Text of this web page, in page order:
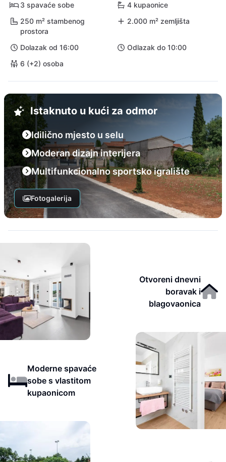
3 spavaće sobe
4 kupaonice
250 m² stambenog
prostora
2.000 m² zemljišta
Dolazak od 16:00
Odlazak do 10:00
6 (+2) osoba
Istaknuto u kući za odmor
Idilično mjesto u selu
Moderan dizajn interijera
Multifunkcionalno sportsko igralište
Fotogalerija
Otvoreni dnevni
boravak i
blagovaonica
Moderne spavaće
sobe s vlastitom
kupaonicom